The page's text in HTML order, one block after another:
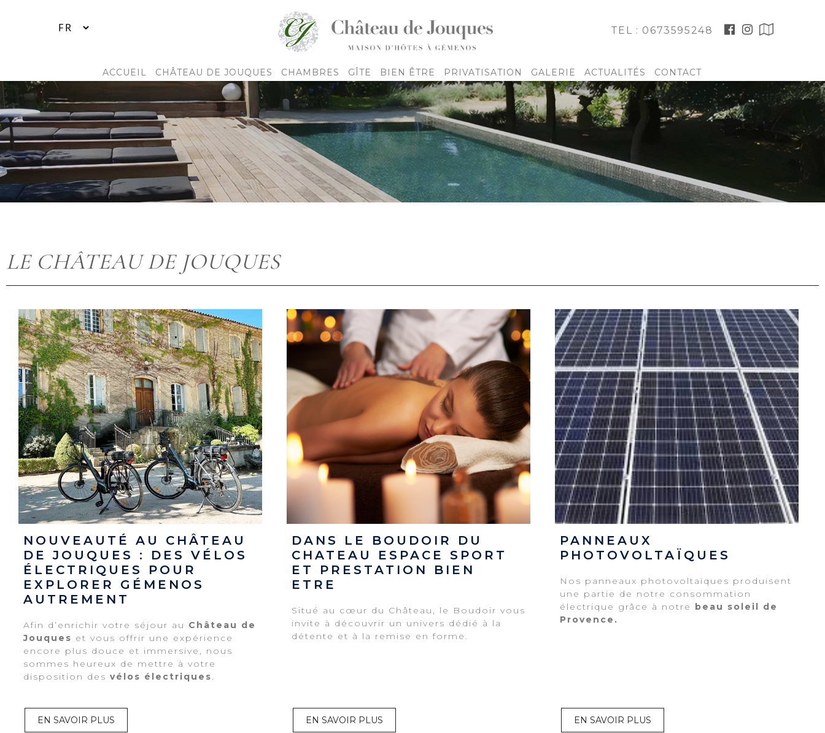
TEL : 0673595248
ACCUEIL CHÂTEAU DE JOUQUES CHAMBRES GÎTE BIEN ÊTRE PRIVATISATION GALERIE ACTUALITÉS CONTACT
LE CHÂTEAU DE JOUQUES
NOUVEAUTÉ AU CHÂTEAU
DE JOUQUES : DES VÉLOS
ÉLECTRIQUES POUR
EXPLORER GÉMENOS
AUTREMENT
Afin d’enrichir votre séjour au Château de
Jouques et vous offrir une expérience
encore plus douce et immersive, nous
sommes heureux de mettre à votre
disposition des vélos électriques.
EN SAVOIR PLUS
DANS LE BOUDOIR DU
CHATEAU ESPACE SPORT
ET PRESTATION BIEN
ETRE
Situé au cœur du Château, le Boudoir vous
invite à découvrir un univers dédié à la
détente et à la remise en forme.
EN SAVOIR PLUS
PANNEAUX
PHOTOVOLTAÏQUES
Nos panneaux photovoltaïques produisent
une partie de notre consommation
électrique grâce à notre beau soleil de
Provence.
EN SAVOIR PLUS